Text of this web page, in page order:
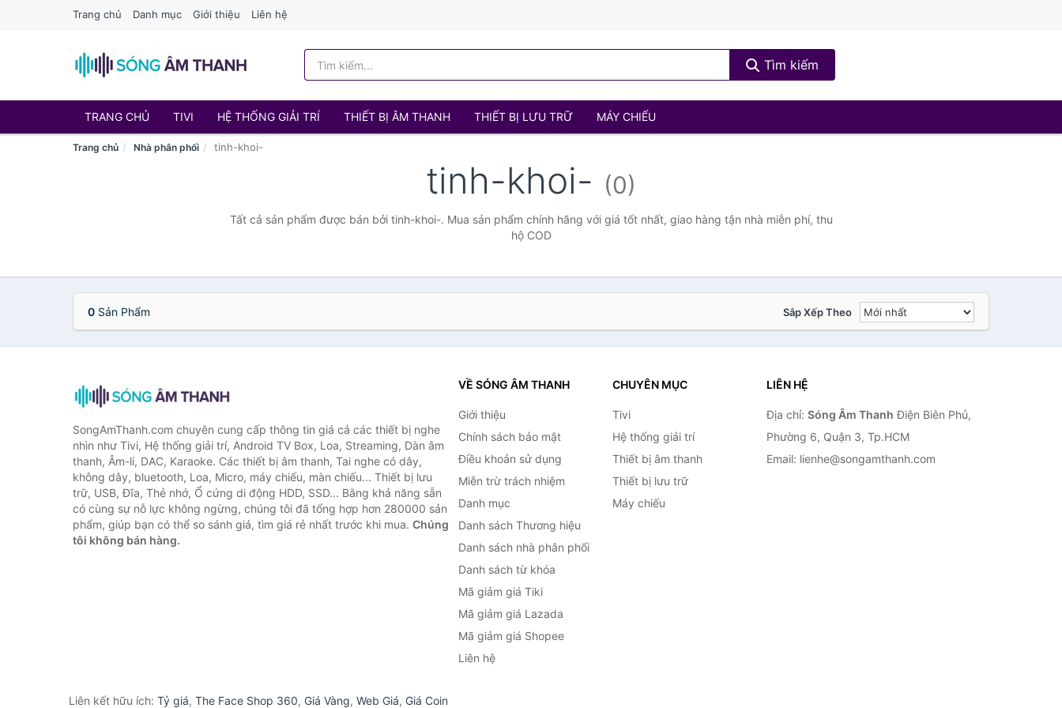
Trang chủ Danh mục Giới thiệu Liên hệ
Tìm kiếm
TRANG CHỦ TIVI HỆ THỐNG GIẢI TRÍ THIẾT BỊ ÂM THANH THIẾT BỊ LƯU TRỮ MÁY CHIẾU
Trang chủ Nhà phân phối tinh-khoi-
tinh-khoi- (0)
Tất cả sản phẩm được bán bởi tinh-khoi-. Mua sản phẩm chính hãng với giá tốt nhất, giao hàng tận nhà miễn phí, thu
hộ COD
0 Sản Phẩm Sắp Xếp Theo
SongAmThanh.com chuyên cung cấp thông tin giá cả các thiết bị nghe
nhìn như Tivi, Hệ thống giải trí, Android TV Box, Loa, Streaming, Dàn âm
thanh, Âm-li, DAC, Karaoke. Các thiết bị âm thanh, Tai nghe có dây,
không dây, bluetooth, Loa, Micro, máy chiếu, màn chiếu... Thiết bị lưu
trữ, USB, Đĩa, Thẻ nhớ, Ổ cứng di động HDD, SSD... Bằng khả năng sẵn
có cùng sự nỗ lực không ngừng, chúng tôi đã tổng hợp hơn 280000 sản
phẩm, giúp bạn có thể so sánh giá, tìm giá rẻ nhất trước khi mua. Chúng
tôi không bán hàng.
VỀ SÓNG ÂM THANH
Giới thiệu
Chính sách bảo mật
Điều khoản sử dụng
Miễn trừ trách nhiệm
Danh mục
Danh sách Thương hiệu
Danh sách nhà phân phối
Danh sách từ khóa
Mã giảm giá Tiki
Mã giảm giá Lazada
Mã giảm giá Shopee
Liên hệ
CHUYÊN MỤC
Tivi
Hệ thống giải trí
Thiết bị âm thanh
Thiết bị lưu trữ
Máy chiếu
LIÊN HỆ
Địa chỉ: Sóng Âm Thanh Điện Biên Phủ,
Phường 6, Quận 3, Tp.HCM
Email: lienhe@songamthanh.com
Liên kết hữu ích: Tỷ giá, The Face Shop 360, Giá Vàng, Web Giá, Giá Coin